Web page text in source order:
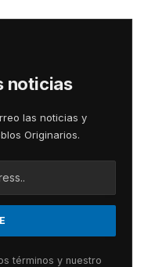
noticias
las noticias y
Originarios.
términos y nuestro